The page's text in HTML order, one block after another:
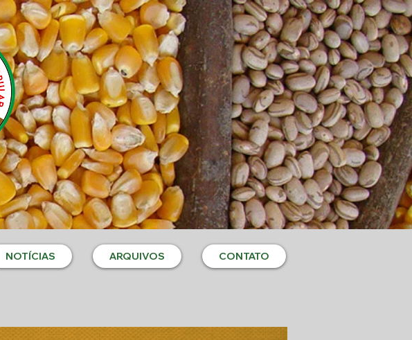
NOTÍCIAS ARQUIVOS CONTATO